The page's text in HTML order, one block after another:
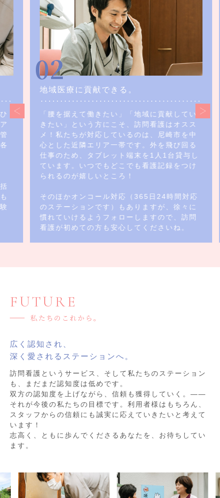
02
地域医療に貢献できる。
「腰を据えて働きたい」「地域に貢献してい
きたい」という方にこそ、訪問看護はオスス
メ！私たちが対応しているのは、尼崎市を中
心とした近隣エリア一帯です。外を飛び回る
仕事のため、タブレット端末を1人1台貸与し
ています。いつでもどこでも看護記録をつけ
られるのが嬉しいところ！
そのほかオンコール対応（365日24時間対応
のステーションです）もありますが、徐々に
慣れていけるようフォローしますので、訪問
看護が初めての方も安心してくださいね。
FUTURE
私たちのこれから。
広く認知され、
深く愛されるステーションへ。
訪問看護というサービス、そして私たちのステーション
も、まだまだ認知度は低めです。
双方の認知度を上げながら、信頼も獲得していく。――
それが今後の私たちの目標です。利用者様はもちろん、
スタッフからの信頼にも誠実に応えていきたいと考えて
います！
志高く、ともに歩んでくださるあなたを、お待ちしてい
ます。